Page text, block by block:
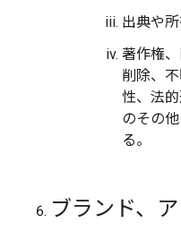
出典や
著作権
削除、
性、法
のその
る。
ブランド、